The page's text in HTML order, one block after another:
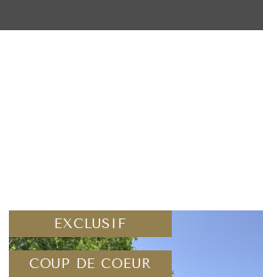
: de la crèche au collège, Monein
apprécieront les écoles
la vie. Riche en activités, c’est
EXCLUSIF
COUP DE COEUR